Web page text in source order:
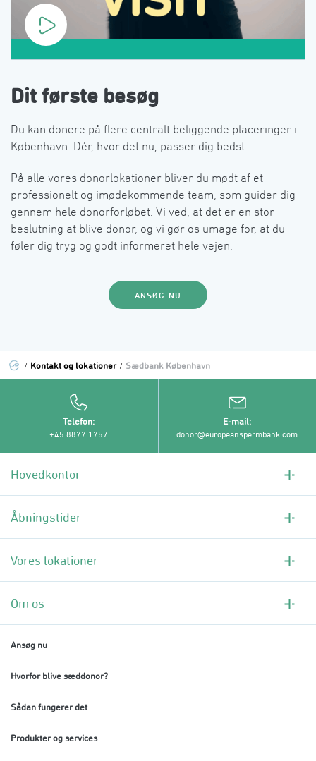
Dit første besøg
Du kan donere på flere centralt beliggende placeringer i
København. Dér, hvor det nu, passer dig bedst.
På alle vores donorlokationer bliver du mødt af et
professionelt og imødekommende team, som guider dig
gennem hele donorforløbet. Vi ved, at det er en stor
beslutning at blive donor, og vi gør os umage for, at du
føler dig tryg og godt informeret hele vejen.
ANSØG NU
/ Kontakt og lokationer / Sædbank København
Telefon
+45 8877 1757
E-mail
donor@europeanspermbank.com
Hovedkontor
Åbningstider
Vores lokationer
Om os
Ansøg nu
Hvorfor blive sæddonor?
Sådan fungerer det
Produkter og services